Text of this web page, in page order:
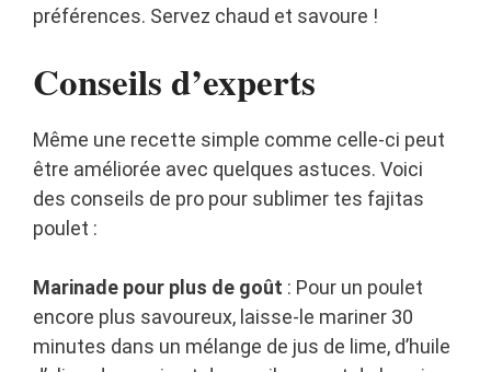
préférences. Servez chaud et savoure !
Conseils d’experts
Même une recette simple comme celle-ci peut
être améliorée avec quelques astuces. Voici
des conseils de pro pour sublimer tes fajitas
poulet :
Marinade pour plus de goût : Pour un poulet
encore plus savoureux, laisse-le mariner 30
minutes dans un mélange de jus de lime, d’huile